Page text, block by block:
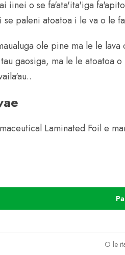
iinei o se fa'ata'ita'iga
paleni atoatoa i le va o le
ole pine ma le le
gaosiga, ma le le atoatoa
Laminated Foil e
O le